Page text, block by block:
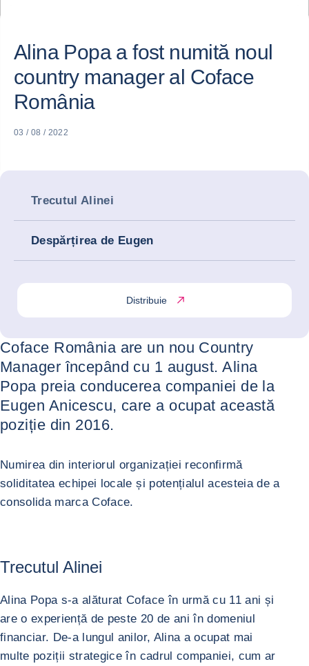
Alina Popa a fost numită noul
country manager al Coface
România
03 / 08 / 2022
Trecutul Alinei
Despărțirea de Eugen
Distribuie
Coface România are un nou Country
Manager începând cu 1 august. Alina
Popa preia conducerea companiei de la
Eugen Anicescu, care a ocupat această
poziție din 2016.
Numirea din interiorul organizației reconfirmă
soliditatea echipei locale și potențialul acesteia de a
consolida marca Coface.
Trecutul Alinei
Alina Popa s-a alăturat Coface în urmă cu 11 ani și
are o experiență de peste 20 de ani în domeniul
financiar. De-a lungul anilor, Alina a ocupat mai
multe poziții strategice în cadrul companiei, cum ar